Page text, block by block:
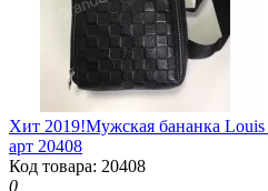
Хит 2019!Мужская бананка
арт 20408
Код товара: 20408
0